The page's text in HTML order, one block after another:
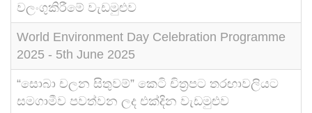
වලංගුකිරීමේ වැඩමුළුව
World Environment Day Celebration Programme
2025 - 5th June 2025
“සොබා චලන සිතුවම්” කෙටි චිත්‍රපට තරඟාවලියට
සමගාමීව පවත්වන ලද එක්දින වැඩමුළුව